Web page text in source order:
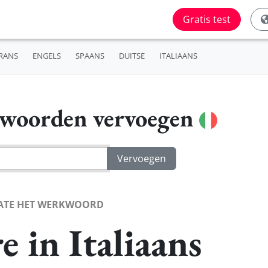
Gratis test
ENGELS SPAANS DUITSE ITALIAANS
vervoegen
HET WERKWOORD
in Italiaans